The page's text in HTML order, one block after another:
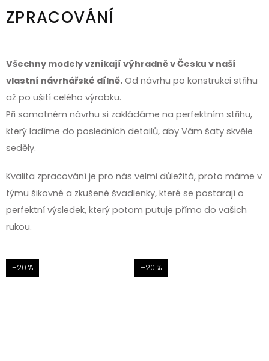
ZPRACOVÁNÍ
Všechny modely vznikají výhradně v Česku v naší
vlastní návrhářské dílně. Od návrhu po konstrukci střihu
až po ušití celého výrobku.
Při samotném návrhu si zakládáme na perfektním střihu,
který ladíme do posledních detailů, aby Vám šaty skvěle
seděly.
Kvalita zpracování je pro nás velmi důležitá, proto máme v
týmu šikovné a zkušené švadlenky, které se postarají o
perfektní výsledek, který potom putuje přímo do vašich
rukou.
–20 % –20 %